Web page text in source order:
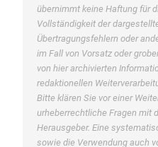
übernimmt keine Haftung für
Vollständigkeit der
Übertragungsfehlern oder
im Fall von Vorsatz oder
von hier archivierten
redaktionellen
Bitte klären Sie vor einer
urheberrechtliche Fragen mit
Herausgeber. Eine
sowie die Verwendung auch